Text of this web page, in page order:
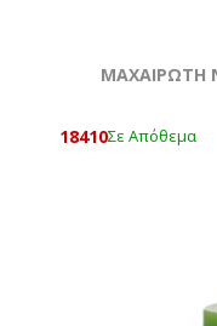
ΜΑΧΑΙΡΩΤΗ
18410Σε Απόθεμα